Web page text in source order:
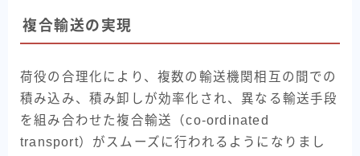
複合輸送の実現
荷役の合理化により、複数の輸送機関相互の間での
積み込み、積み卸しが効率化され、異なる輸送手段
を組み合わせた複合輸送（co-ordinated
transport）がスムーズに行われるようになりまし